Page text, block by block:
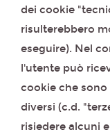
dei cookie
risulterebbero
eseguire). Nel
l'utente può
cookie che
diversi (c.d.
risiedere alcuni